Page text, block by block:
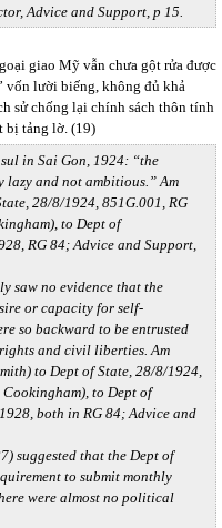
Advice and Support, p 15.
giao Mỹ vẫn chưa gột rửa được
vốn lười biếng, không đủ khả
sử chống lại chính sách thôn tính
bị tảng lờ. (19)
in Sai Gon, 1924: “the
lazy and not ambitious.” Am
28/8/1924, 851G.001, RG
to Dept of
RG 84; Advice and Support,
saw no evidence that the
or capacity for self-
so backward to be entrusted
and civil liberties. Am
to Dept of State, 28/8/1924,
to Dept of
both in RG 84; Advice and
suggested that the Dept of
to submit monthly
were almost no political